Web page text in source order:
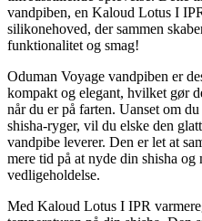
vandpiben, en Kaloud Lotus I
silikonehoved, der sammen
funktionalitet og smag!
Oduman Voyage vandpiben er
kompakt og elegant, hvilket gør
når du er på farten. Uanset om
shisha-ryger, vil du elske den
vandpibe leverer. Den er let at
mere tid på at nyde din shisha
vedligeholdelse.
Med Kaloud Lotus I IPR